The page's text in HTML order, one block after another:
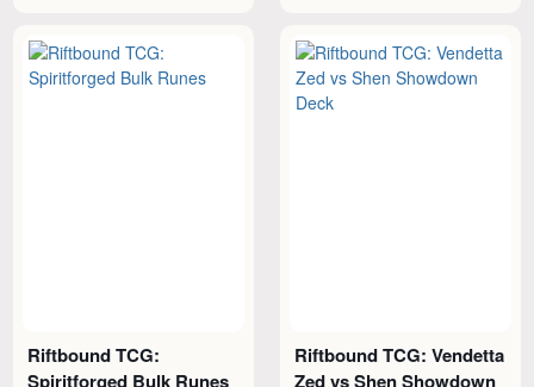
Riftbound TCG:
Spiritforged Bulk Runes
Riftbound TCG: Vendetta
Zed vs Shen Showdown